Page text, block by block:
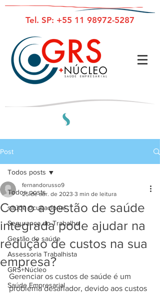
Tel. SP: +55 11 98972-5287
Post
Todos posts
saúde ocupacional
Segurança do Trabalho
Gestão de saúde
Assessoria Trabalhista
GRS+Núcleo
Saúde Empresarial
Todos posts
Como a gestão de saúde
integrada pode ajudar na
redução de custos na sua
empresa?
fernandorusso9
25 de abr. de 2023 3 min de leitura
Gerenciar os custos de saúde é um
problema desafiador, devido aos custos